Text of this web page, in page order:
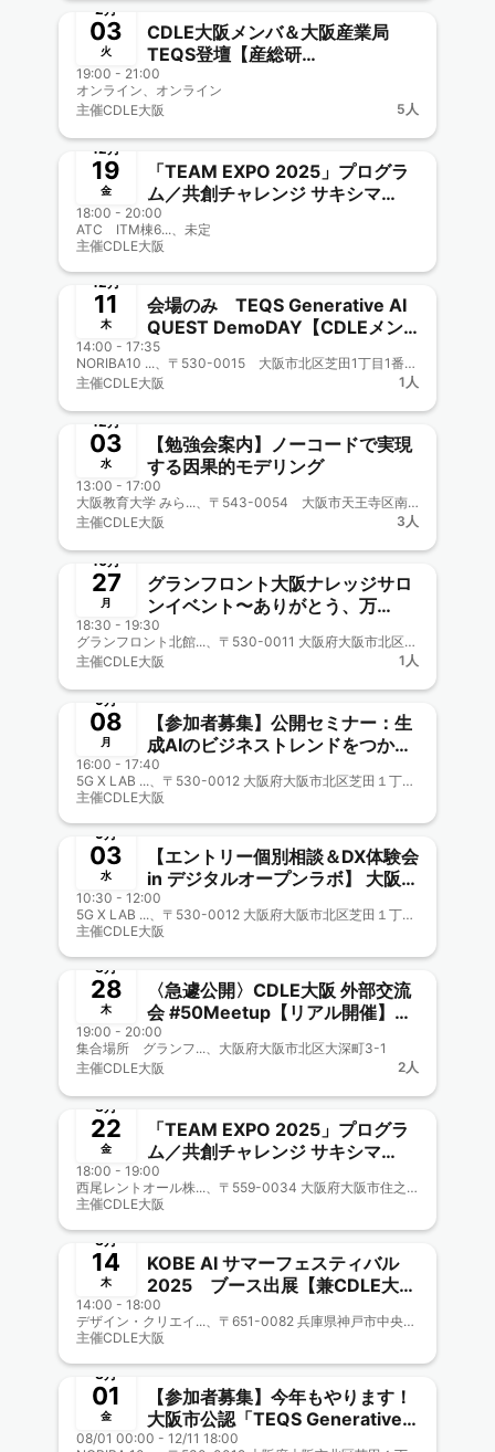
2月
03
火
CDLE大阪メンバ＆大阪産業局
TEQS登壇【産総研
AITeC「Generative AI Study
Group第64回」】 生成AIは地域
課題をどう変えるのか？ ～観光
DXの現場で進む実証プロジェクト
「ジモザワ」開発のリアル～
19:00 - 21:00
オンライン、オンライン
主催CDLE大阪 5人
終了
12月
19
金
「TEAM EXPO 2025」プログラ
ム／共創チャレンジ サキシマ
meets！街丸ごと実証実験プロジ
ェクト【CDLE大阪Meetup#52】
18:00 - 20:00
ATC ITM棟6...、未定
主催CDLE大阪
終了
12月
11
木
会場のみ TEQS Generative AI
QUEST DemoDAY【CDLEメン
バも多数】新規ビジネス創出！
CDLE大阪・福岡、大阪市公式認
定事業に協力参画 CDLE大阪
Meetup#37
14:00 - 17:35
NORIBA10 ...、〒530-0015 大阪市北区芝田1丁目1番3号「阪急阪神MEETS」内
主催CDLE大阪 1人
終了
12月
03
水
【勉強会案内】ノーコードで実現
する因果的モデリング
13:00 - 17:00
大阪教育大学 みら...、〒543-0054 大阪市天王寺区南河堀町4-88
主催CDLE大阪 3人
終了
10月
27
月
グランフロント大阪ナレッジサロ
ンイベント〜ありがとう、万
博！-みんなのEXPO2025-
Joint CDLE大阪Meetup＃51
18:30 - 19:30
グランフロント北館...、〒530-0011 大阪府大阪市北区大深町３−１ グランフロント大阪 北館内
主催CDLE大阪 1人
終了
9月
08
月
【参加者募集】公開セミナー：生
成AIのビジネストレンドをつか
む！ ー最新動向とビジネス創出事
例ープレ・イベント 大阪市公認
「TEQS Generative AI
QUEST」CDLE大阪・福岡協力
新メンターにJDLA理事 南野克
則氏招聘！
16:00 - 17:40
5G X LAB ...、〒530-0012 大阪府大阪市北区芝田１丁目１−３
主催CDLE大阪
終了
9月
03
水
【エントリー個別相談＆DX体験会
in デジタルオープンラボ】 大阪市
公認「TEQS Generative AI
QUEST」CDLE大阪・福岡協力
新メンターにJDLA理事 南野克
則氏招聘！
10:30 - 12:00
5G X LAB ...、〒530-0012 大阪府大阪市北区芝田１丁目１−３
主催CDLE大阪
終了
8月
28
木
〈急遽公開〉CDLE大阪 外部交流
会 #50Meetup【リアル開催】
「小学生からエンジニア－開発マ
ニアが解説する、AI×人材育成
－」 -semi closed -
19:00 - 20:00
集合場所 グランフ...、大阪府大阪市北区大深町3-1
主催CDLE大阪 2人
終了
8月
22
金
「TEAM EXPO 2025」プログラ
ム／共創チャレンジ サキシマ
meets！街丸ごと実証実験プロジ
ェクト【CDLE大阪
Meetup#49】
18:00 - 19:00
西尾レントオール株...、〒559-0034 大阪府大阪市住之江区南港北１丁目１２
主催CDLE大阪
終了
8月
14
木
KOBE AI サマーフェスティバル
2025 ブース出展【兼CDLE大阪
Meetup#48】
14:00 - 18:00
デザイン・クリエイ...、〒651-0082 兵庫県神戸市中央区小野浜町1-4
主催CDLE大阪
終了
8月
01
金
【参加者募集】今年もやります！
大阪市公認「TEQS Generative
AI QUEST」CDLE大阪・福岡協
08/01 00:00 - 12/11 18:00